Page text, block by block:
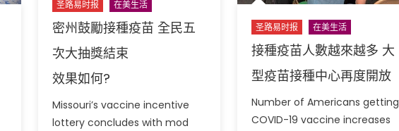
新
家!〉
中
圣路易时报 在美生活
密州鼓勵接種疫苗 全民五
次大抽獎結束
效果如何?
Missouri’s vaccine incentive
lottery concludes with mod
圣路易时报 在美生活
接種疫苗人數越來越多 大
型疫苗接種中心再度開放
Number of Americans getting
COVID-19 vaccine increases